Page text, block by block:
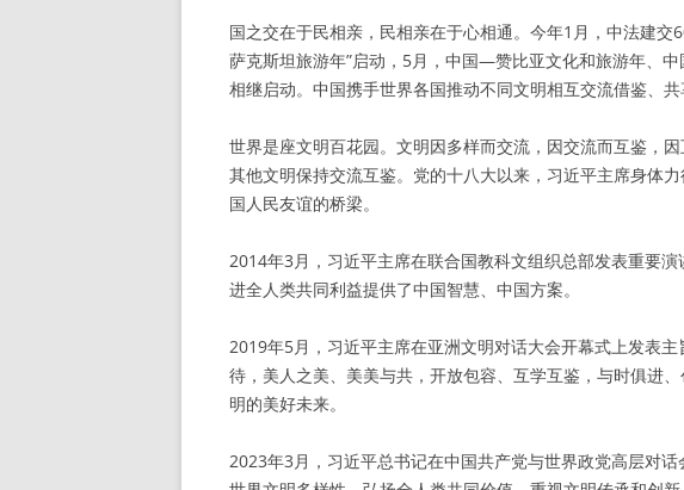
国之交在于民相亲，民相亲在于心相通。今年1月，中法建交
萨克斯坦旅游年”启动，5月，中国—赞比亚文化和旅游年、
相继启动。中国携手世界各国推动不同文明相互交流借鉴、共
世界是座文明百花园。文明因多样而交流，因交流而互鉴，
其他文明保持交流互鉴。党的十八大以来，习近平主席身体
国人民友谊的桥梁。
2014年3月，习近平主席在联合国教科文组织总部发表重要
进全人类共同利益提供了中国智慧、中国方案。
2019年5月，习近平主席在亚洲文明对话大会开幕式上发表
待，美人之美、美美与共，开放包容、互学互鉴，与时俱进
明的美好未来。
2023年3月，习近平总书记在中国共产党与世界政党高层对